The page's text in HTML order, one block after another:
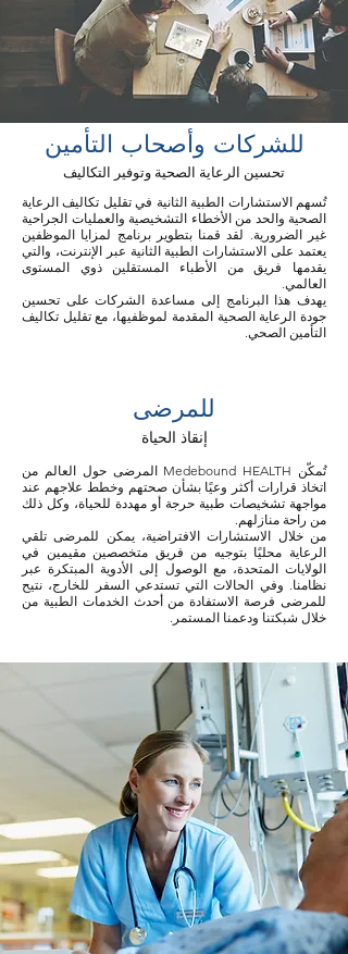
للشركات وأصحاب التأمين
تحسين الرعاية الصحية وتوفير التكاليف
تُسهم الاستشارات الطبية الثانية في تقليل تكاليف الرعاية
الصحية والحد من الأخطاء التشخيصية والعمليات الجراحية
غير الضرورية. لقد قمنا بتطوير برنامج لمزايا الموظفين
يعتمد على الاستشارات الطبية الثانية عبر الإنترنت، والتي
يقدمها فريق من الأطباء المستقلين ذوي المستوى
العالمي.
يهدف هذا البرنامج إلى مساعدة الشركات على تحسين
جودة الرعاية الصحية المقدمة لموظفيها، مع تقليل تكاليف
التأمين الصحي.
للمرضى
إنقاذ الحياة
تُمكّن Medebound HEALTH المرضى حول العالم من
اتخاذ قرارات أكثر وعيًا بشأن صحتهم وخطط علاجهم عند
مواجهة تشخيصات طبية حرجة أو مهددة للحياة، وكل ذلك
من راحة منازلهم.
من خلال الاستشارات الافتراضية، يمكن للمرضى تلقي
الرعاية محليًا بتوجيه من فريق متخصصين مقيمين في
الولايات المتحدة، مع الوصول إلى الأدوية المبتكرة عبر
نظامنا. وفي الحالات التي تستدعي السفر للخارج، نتيح
للمرضى فرصة الاستفادة من أحدث الخدمات الطبية من
خلال شبكتنا ودعمنا المستمر.